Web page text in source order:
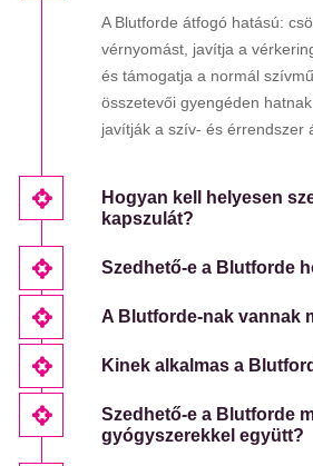
A Blutforde átfogó hatású:
vérnyomást, javítja a
és támogatja a normál
összetevői gyengéden
javítják a szív- és érrendszer
Hogyan kell helyesen
kapszulát?
Szedhető-e a Blutforde
A Blutforde-nak vannak
Kinek alkalmas a
Szedhető-e a Blutforde
gyógyszerekkel együtt?